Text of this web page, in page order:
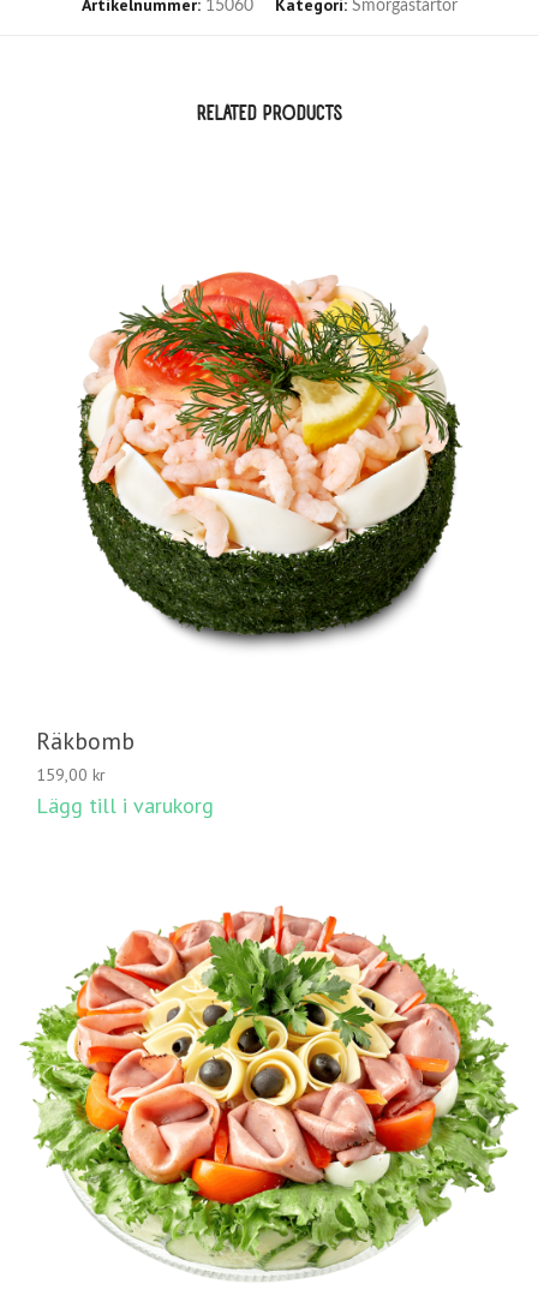
Artikelnummer: 15060 Kategori: Smörgåstårtor
RELATED PRODUCTS
Räkbomb
159,00 kr
Lägg till i varukorg